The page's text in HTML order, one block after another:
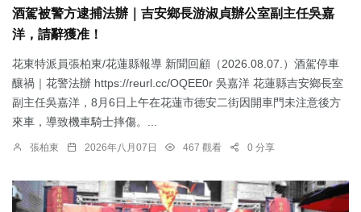
酒駕被警方逮捕法辦｜吉安鄉長游淑貞辦公室副主任吳嘉
洋，請辭獲准！
花東特派員張柏東/花蓮縣報導 新聞回顧（2026.08.07.）酒駕停車
釀禍｜花警法辦 https://reurl.cc/OQEE0r 吳嘉洋 花蓮縣吉安鄉長室
副主任吳嘉洋，8月6日上午在花蓮市德安二街因開車門未注意後方
來車，導致機車騎士摔傷。...
張柏東 2026年八月07日 467 觀看 0 分享